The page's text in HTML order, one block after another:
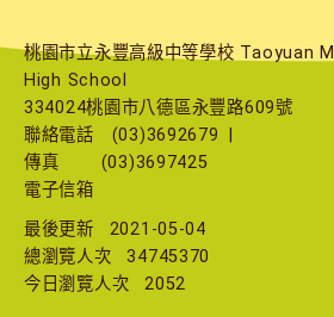
桃園市立永豐高級中等學校 Taoyuan
High School
334024桃園市八德區永豐路609號
聯絡電話
(03)3692679
傳真
(03)3697425
電子信箱
最後更新
2021-05-04
總瀏覽人次
34745370
今日瀏覽人次
2052